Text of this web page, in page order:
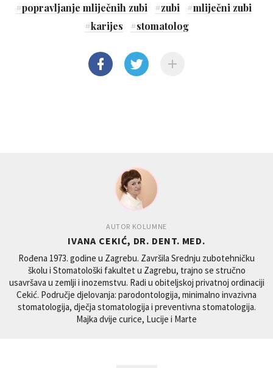
#popravljanje mliječnih zubi #zubi #mliječni zubi
#karijes #stomatolog
AUTOR KOLUMNE
IVANA CEKIĆ, DR. DENT. MED.
Rođena 1973. godine u Zagrebu. Završila Srednju zubotehničku
školu i Stomatološki fakultet u Zagrebu, trajno se stručno
usavršava u zemlji i inozemstvu. Radi u obiteljskoj privatnoj ordinaciji
Cekić. Područje djelovanja: parodontologija, minimalno invazivna
stomatologija, dječja stomatologija i preventivna stomatologija.
Majka dvije curice, Lucije i Marte